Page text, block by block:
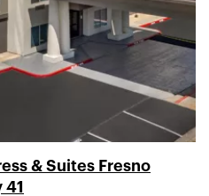
& Suites Fresno